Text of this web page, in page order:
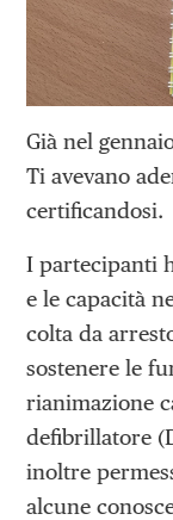
Già nel
Ti avevano
certificandosi.
I partecipanti
e le capacità
colta da
sostenere le
rianimazione
defibrillatore
inoltre
alcune